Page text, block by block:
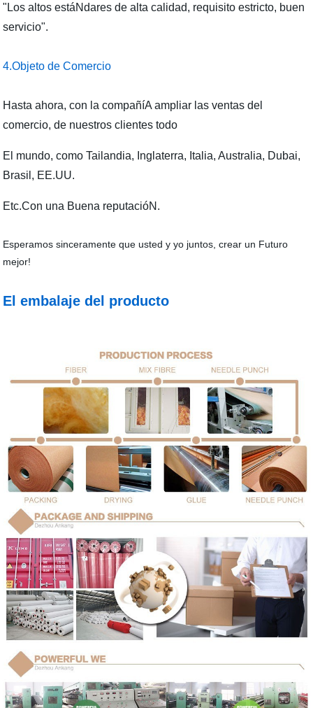
"Los altos estáNdares de alta calidad, requisito estricto, buen
servicio".
4.Objeto de Comercio
Hasta ahora, con la compañíA ampliar las ventas del
comercio, de nuestros clientes todo
El mundo, como Tailandia, Inglaterra, Italia, Australia, Dubai,
Brasil, EE.UU.
Etc.Con una Buena reputacióN.
Esperamos sinceramente que usted y yo juntos, crear un Futuro
mejor!
El embalaje del producto